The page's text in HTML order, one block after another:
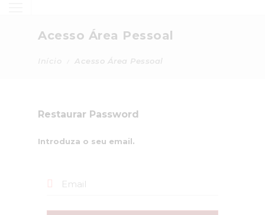
Acesso Área Pessoal
Acesso Área Pessoal
Restaurar Password
Introduza o seu email.